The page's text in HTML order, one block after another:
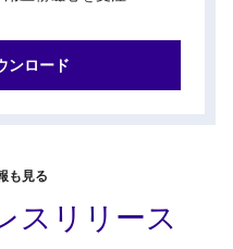
ンロード
も見る
スリリース